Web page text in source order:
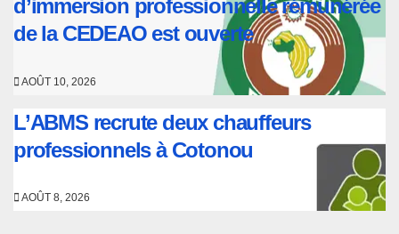
d’immersion professionnelle rémunérée
de la CEDEAO est ouverte
AOÛT 10, 2026
L’ABMS recrute deux chauffeurs
professionnels à Cotonou
AOÛT 8, 2026